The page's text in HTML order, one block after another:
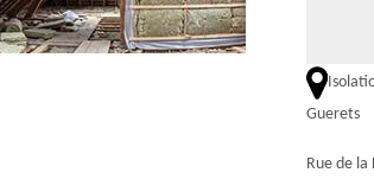
Guerets
Rue de